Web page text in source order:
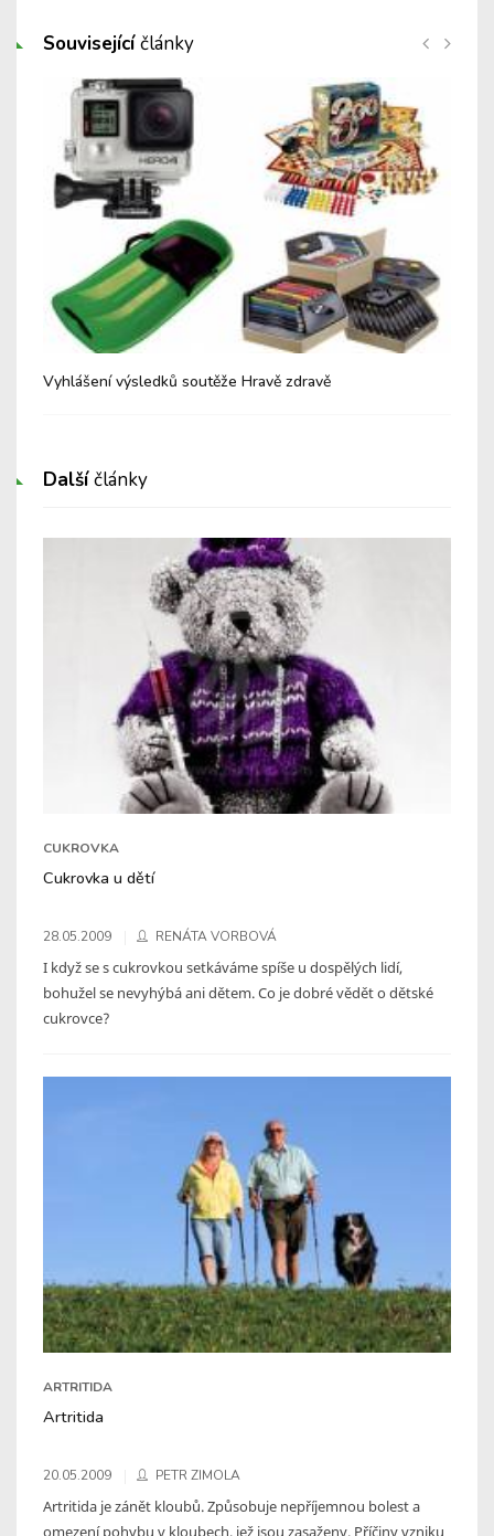
Souvisejícíčlánky
Vyhlášení výsledků soutěže Hravě zdravě
Dalšíčlánky
CUKROVKA
Cukrovka u dětí
28.05.2009 RENÁTA VORBOVÁ
I když se s cukrovkou setkáváme spíše u dospělých lidí,
bohužel se nevyhýbá ani dětem. Co je dobré vědět o dětské
cukrovce?
ARTRITIDA
Artritida
20.05.2009 PETR ZIMOLA
Artritida je zánět kloubů. Způsobuje nepříjemnou bolest a
omezení pohybu v kloubech, jež jsou zasaženy. Příčiny vzniku